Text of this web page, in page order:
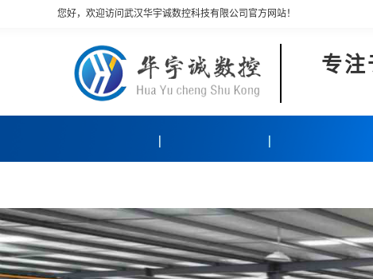
您好，欢迎访问武汉华宇诚数控科技有限公司官方网站！
专注